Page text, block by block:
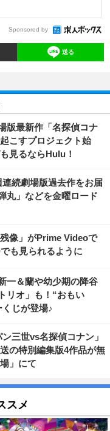
Sponsored by
送る
版最新作「名探偵コナ
こすプロジェクト始
見るならHulu！
連続劇場版過去作をお届
丸」などを金曜ロード
像」がPrime Videoで
も見られるように
一＆蘭や幼少期の降谷
リオ」も！“おもい
じが登場♪
三世vs名探偵コナン」
の特別編集版4作品が無
」にて
スメ